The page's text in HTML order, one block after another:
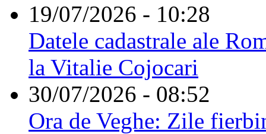
19/07/2026 - 10:28
Datele cadastrale ale
la Vitalie Cojocari
30/07/2026 - 08:52
Ora de Veghe: Zile